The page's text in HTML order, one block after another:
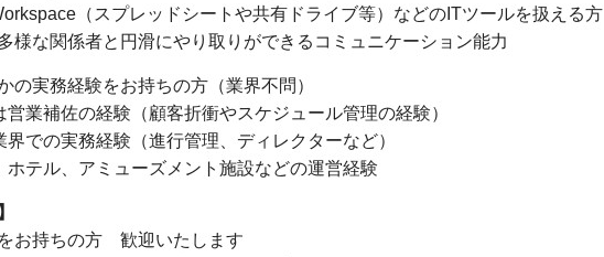
（スプレッドシートや共有ドライブ等）などのITツールを扱える方
様な関係者と円滑にやり取りができるコミュニケーション能力
の実務経験をお持ちの方（業界不問）
営業補佐の経験（顧客折衝やスケジュール管理の経験）
界での実務経験（進行管理、ディレクターなど）
ホテル、アミューズメント施設などの運営経験
お持ちの方 歓迎いたします